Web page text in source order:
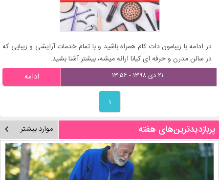
در ادامه با زیبامون دات کام همراه باشید و با تمام خدمات آرایشی و زیبایی که
در سالن مدرن و حرفه ای کیانا ارائه میشه، بیشتر آشنا بشید.
۲۱ دی ۱۳۹۸ - ۱۳:۵۶ ادامه
۱
پربازدیدترین‌های هفته موارد بیشتر